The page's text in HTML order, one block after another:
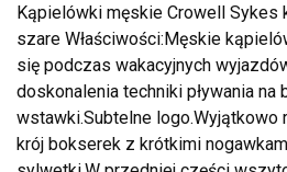
Kąpielówki męskie Crowell Sykes
szare Właściwości:Męskie
się podczas wakacyjnych
doskonalenia techniki pływania na
wstawki.Subtelne
krój bokserek z krótkimi